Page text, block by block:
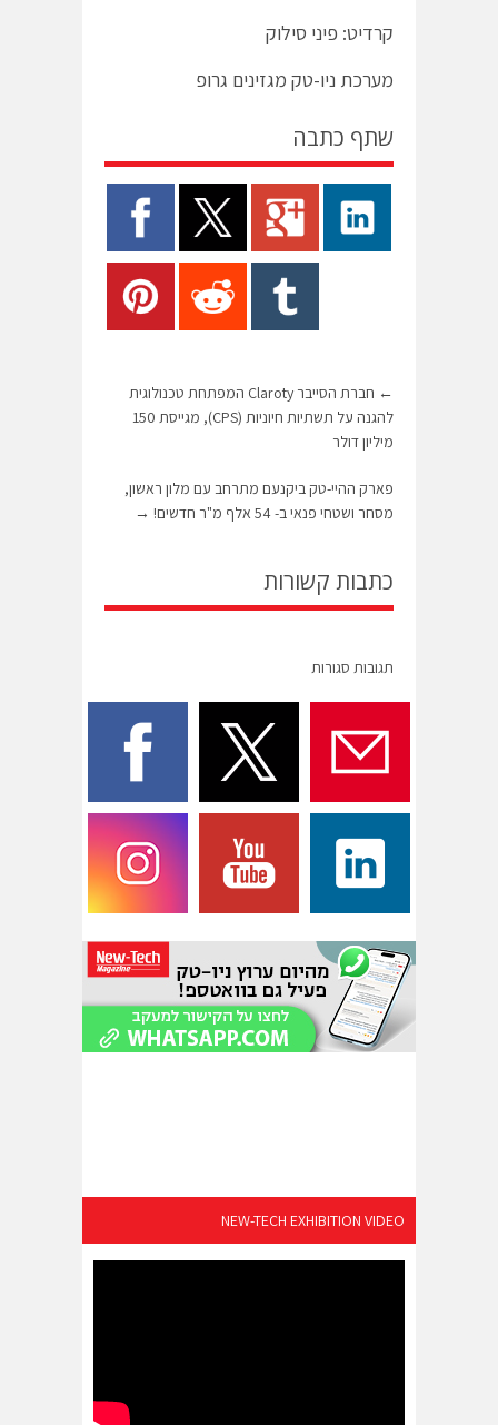
קרדיט: פיני סילוק
מערכת ניו-טק מגזינים גרופ
שתף כתבה
←
חברת הסייבר Claroty המפתחת טכנולוגית
להגנה על תשתיות חיוניות (CPS), מגייסת 150
מיליון דולר
פארק ההיי-טק ביקנעם מתרחב עם מלון ראשון,
מסחר ושטחי פנאי ב- 54 אלף מ"ר חדשים!
→
כתבות קשורות
תגובות סגורות
NEW-TECH EXHIBITION VIDEO